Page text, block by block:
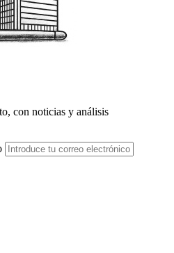
con noticias y análisis